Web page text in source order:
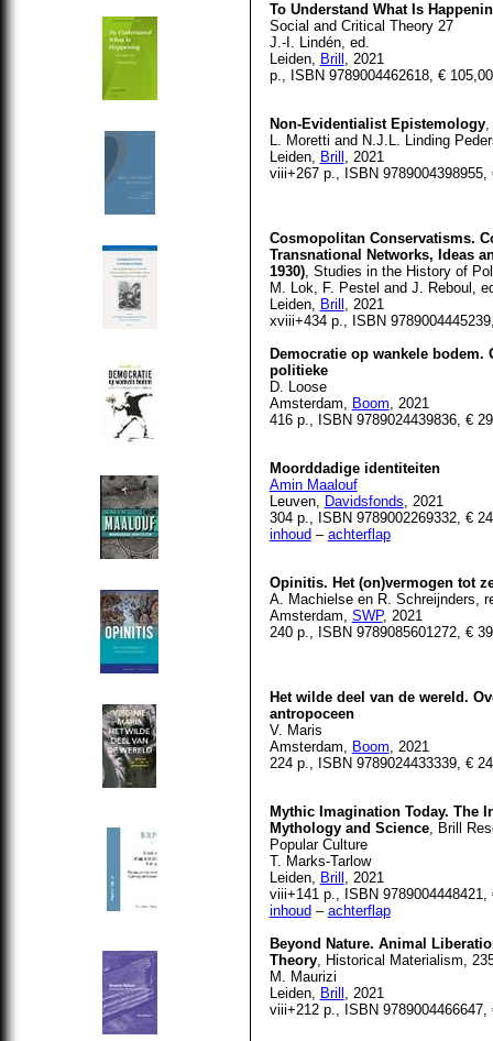
To Understand What Is
Social and Critical Theory 27
J.-I. Lindén, ed.
Leiden, Brill , 2021
p., ISBN 9789004462618, € 105,00
Non-Evidentialist Epistemology,
L. Moretti and N.J.L. Linding
Leiden, Brill , 2021
viii+267 p., ISBN
Cosmopolitan Conservatisms.
Transnational Networks, Ideas
1930), Studies in the History of
M. Lok, F. Pestel and J. Reboul,
Leiden, Brill , 2021
xviii+434 p., ISBN
Democratie op wankele bodem.
politieke
D. Loose
Amsterdam, Boom, 2021
416 p., ISBN 9789024439836, €
Moorddadige identiteiten
Amin Maalouf
Leuven, Davidsfonds, 2021
304 p., ISBN 9789002269332, €
inhoud – achterflap
Opinitis. Het (on)vermogen tot
A. Machielse en R. Schreijnders,
Amsterdam, SWP, 2021
240 p., ISBN 9789085601272, €
Het wilde deel van de wereld.
antropoceen
V. Maris
Amsterdam, Boom, 2021
224 p., ISBN 9789024433339, €
Mythic Imagination Today. The
Mythology and Science, Brill
Popular Culture
T. Marks-Tarlow
Leiden, Brill , 2021
viii+141 p., ISBN
inhoud – achterflap
Beyond Nature. Animal
Theory, Historical Materialism,
M. Maurizi
Leiden, Brill , 2021
viii+212 p., ISBN